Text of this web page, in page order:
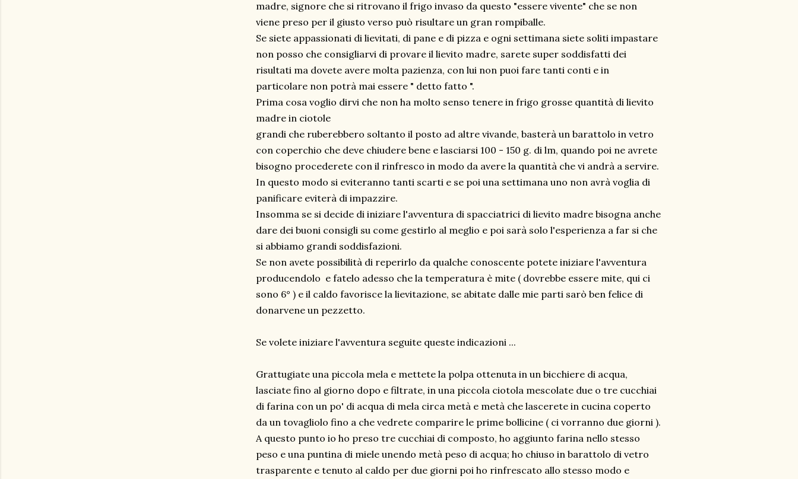
madre, signore che si ritrovano il frigo invaso da questo "essere vivente" che se non
viene preso per il giusto verso può risultare un gran rompiballe.
Se siete appassionati di lievitati, di pane e di pizza e ogni settimana siete soliti impastare
non posso che consigliarvi di provare il lievito madre, sarete super soddisfatti dei
risultati ma dovete avere molta pazienza, con lui non puoi fare tanti conti e in
particolare non potrà mai essere " detto fatto ".
Prima cosa voglio dirvi che non ha molto senso tenere in frigo grosse quantità di lievito
madre in ciotole
grandi che ruberebbero soltanto il posto ad altre vivande, basterà un barattolo in vetro
con coperchio che deve chiudere bene e lasciarsi 100 - 150 g. di lm, quando poi ne avrete
bisogno procederete con il rinfresco in modo da avere la quantità che vi andrà a servire.
In questo modo si eviteranno tanti scarti e se poi una settimana uno non avrà voglia di
panificare eviterà di impazzire.
Insomma se si decide di iniziare l'avventura di spacciatrici di lievito madre bisogna anche
dare dei buoni consigli su come gestirlo al meglio e poi sarà solo l'esperienza a far si che
si abbiamo grandi soddisfazioni.
Se non avete possibilità di reperirlo da qualche conoscente potete iniziare l'avventura
producendolo e fatelo adesso che la temperatura è mite ( dovrebbe essere mite, qui ci
sono 6° ) e il caldo favorisce la lievitazione, se abitate dalle mie parti sarò ben felice di
donarvene un pezzetto.
Se volete iniziare l'avventura seguite queste indicazioni ...
Grattugiate una piccola mela e mettete la polpa ottenuta in un bicchiere di acqua,
lasciate fino al giorno dopo e filtrate, in una piccola ciotola mescolate due o tre cucchiai
di farina con un po' di acqua di mela circa metà e metà che lascerete in cucina coperto
da un tovagliolo fino a che vedrete comparire le prime bollicine ( ci vorranno due giorni ).
A questo punto io ho preso tre cucchiai di composto, ho aggiunto farina nello stesso
peso e una puntina di miele unendo metà peso di acqua; ho chiuso in barattolo di vetro
trasparente e tenuto al caldo per due giorni poi ho rinfrescato allo stesso modo e